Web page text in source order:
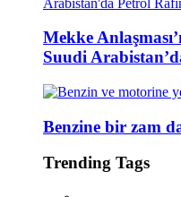
Mekke
Suudi
Benzine bir zam
Trending Tags